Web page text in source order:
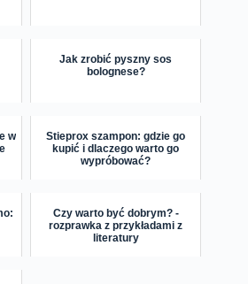
Jak zrobić pyszny sos
bolognese?
w
Stieprox szampon: gdzie go
kupić i dlaczego warto go
wypróbować?
Czy warto być dobrym? -
rozprawka z przykładami z
literatury